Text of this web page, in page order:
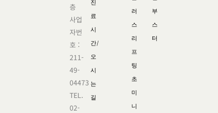
층
사업
자번
호 :
211-
49-
04473
TEL.
02-
진
료
시
간/
오
시
는
길
러
스
리
프
팅
초
미
니
부
스
터